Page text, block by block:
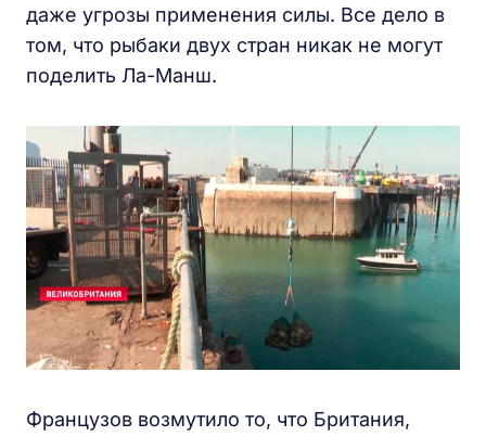
даже угрозы применения силы. Все дело в
том, что рыбаки двух стран никак не могут
поделить Ла-Манш.
Французов возмутило то, что Британия,